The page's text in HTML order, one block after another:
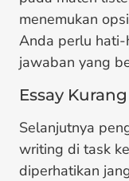
menemukan
Anda perlu
jawaban yang
Essay
Selanjutnya
writing di task
diperhatikan